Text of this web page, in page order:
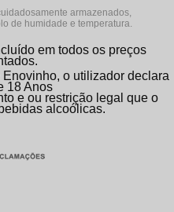
armazenados,
de humidade e temperatura.
em todos os preços
o utilizador declara
18 Anos
e ou restrição legal que o
alcoólicas.